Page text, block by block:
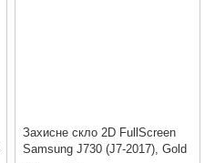
Захисне скло 2D FullScreen
Samsung J730 (J7-2017), Gold